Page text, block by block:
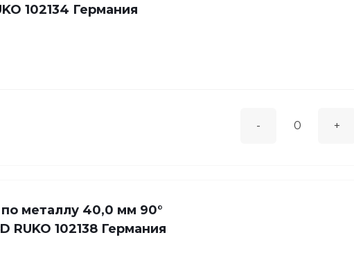
102134 Германия
- +
по металлу 40,0 мм 90°
RUKO 102138 Германия